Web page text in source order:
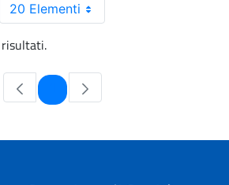
20 Elementi
Pagina